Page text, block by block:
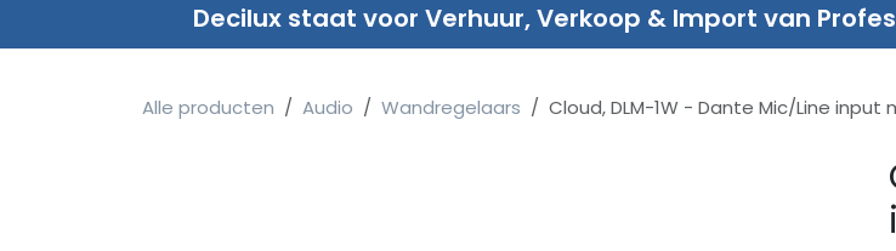
Decilux staat voor Verhuur, Verkoop & Import van
Alle producten Audio Wandregelaars Cloud, DLM-1W - Dante Mic/Line input